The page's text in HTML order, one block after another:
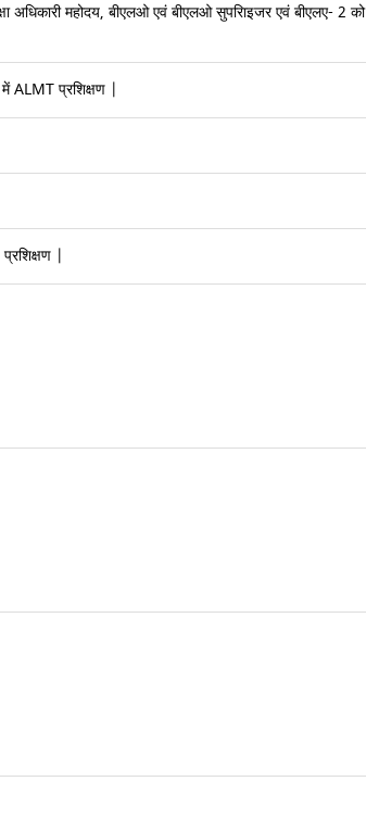
महोदय, बीएलओ एवं बीएलओ सुपरिाइजर एवं बीएलए- 2 को
ALMT प्रशिक्षण |
|